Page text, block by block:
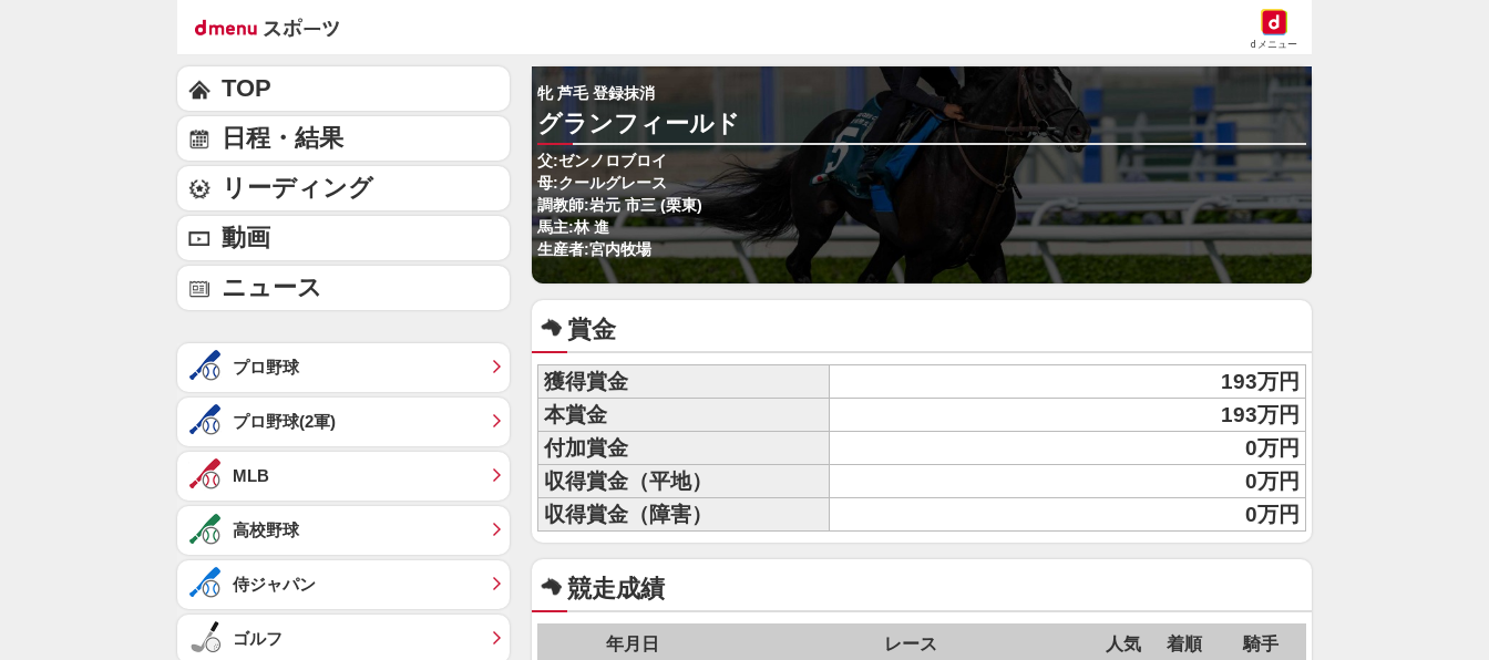
dメニュー
牝 芦毛 登録抹消
グランフィールド
父:ゼンノロブロイ
母:クールグレース
調教師:岩元 市三 (栗東)
馬主:林 進
生産者:宮内牧場
賞金
獲得賞金
193万円
本賞金
193万円
付加賞金
0万円
収得賞金（平地）
0万円
収得賞金（障害）
0万円
競走成績
年月日 レース 人気 着順 騎手
TOP
日程・結果
リーディング
動画
ニュース
プロ野球
プロ野球(2軍)
MLB
高校野球
侍ジャパン
ゴルフ